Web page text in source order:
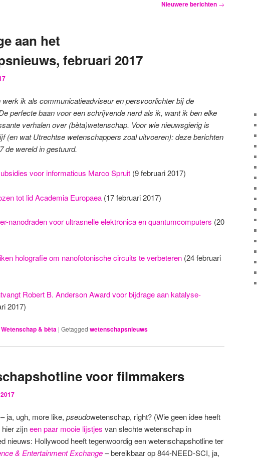
Nieuwere berichten →
aan het
februari 2017
werk ik als communicatieadviseur en persvoorlichter bij de
perfecte baan voor een schrijvende nerd als ik, want ik ben elke
verhalen over (bèta)wetenschap. Voor wie nieuwsgierig is
(en wat Utrechtse wetenschappers zoal uitvoeren): deze berichten
de wereld in gestuurd.
voor informaticus Marco Spruit (9 februari 2017)
tot lid Academia Europaea (17 februari 2017)
nanodraden voor ultrasnelle elektronica en quantumcomputers (20
holografie om nanofotonische circuits te verbeteren (24 februari
Robert B. Anderson Award voor bijdrage aan katalyse-
2017)
Wetenschap & bèta | Getagged wetenschapsnieuws
voor filmmakers
ja, ugh, more like, pseudowetenschap, right? (Wie geen idee heeft
zijneenpaar mooie lijstjes van slechte wetenschap in
nieuws: Hollywood heeft tegenwoordig een wetenschapshotline ter
& Entertainment Exchange– bereikbaar op 844-NEED-SCI, ja,